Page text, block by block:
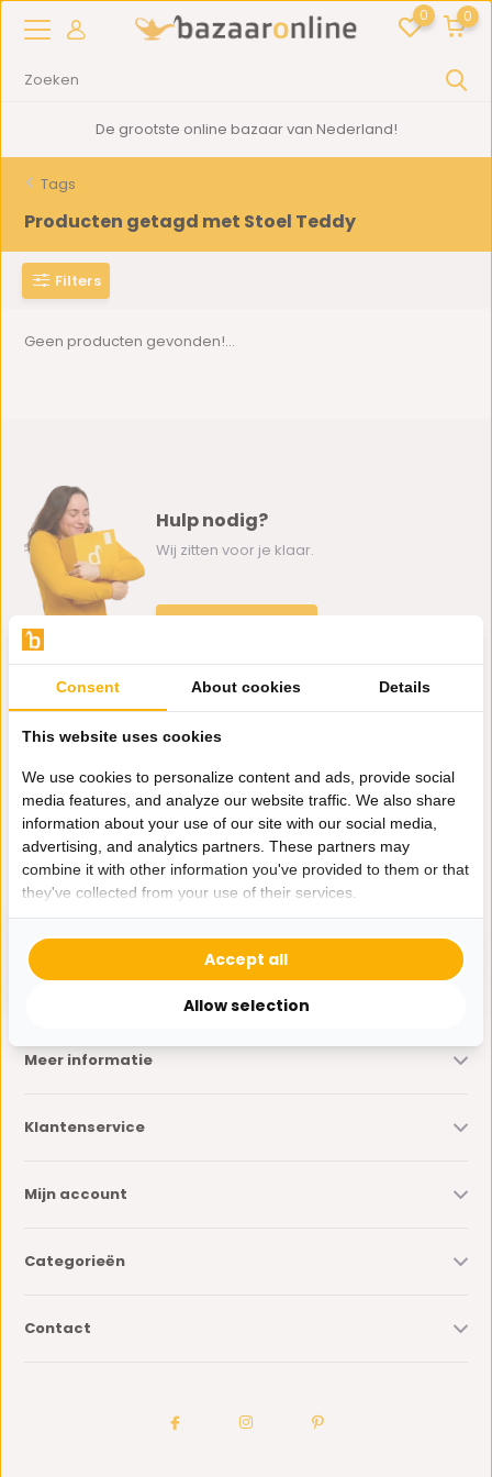
0 0
De grootste online bazaar van Nederland!
Tags
Producten getagd met Stoel Teddy
Filters
Geen producten gevonden!...
Hulp nodig?
Wij zitten voor je klaar.
klantenservice@bazaaronline.nl
Ontvang de nieuwste aanbiedingen en promoties. We zullen
je niet spammen, beloofd.
* Lees hier de wettelijke beperkingen
Meer informatie
Klantenservice
Mijn account
Categorieën
Contact
Consent About cookies Details
This website uses cookies
We use cookies to personalize content and ads, provide social
media features, and analyze our website traffic. We also share
information about your use of our site with our social media,
advertising, and analytics partners. These partners may
combine it with other information you've provided to them or that
they've collected from your use of their services.
Allow selection
Accept all